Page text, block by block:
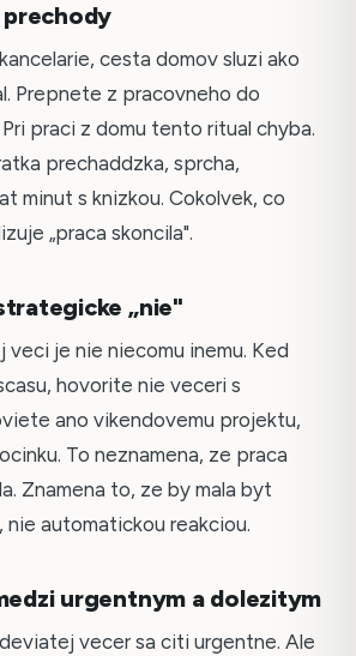
cesta domov sluzi ako
Prepnete z pracovneho do
praci z domu tento ritual chyba.
prechaddzka, sprcha,
minut s knizkou. Cokolvek, co
„praca skoncila".
„nie"
veci je nie niecomu inemu. Ked
hovorite nie veceri s
ano vikendovemu projektu,
To neznamena, ze praca
Znamena to, ze by mala byt
nie automatickou reakciou.
urgentnym a dolezitym
vecer sa citi urgentne. Ale